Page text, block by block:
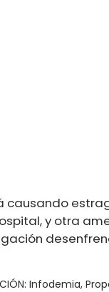
y otra
Infodemia,